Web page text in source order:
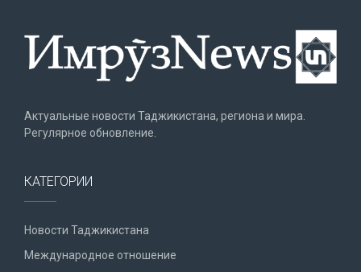
Актуальные новости Таджикистана, региона и мира.
Регулярное обновление.
КАТЕГОРИИ
Новости Таджикистана
Международное отношение